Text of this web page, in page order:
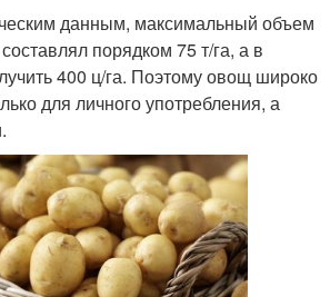
данным, максимальный объем
порядком 75 т/га, а в
400 ц/га. Поэтому овощ широко
для личного употребления, а